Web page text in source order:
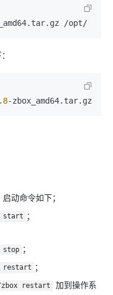
启动命令如下；
start ；
stop ；
restart ；
restart
加到操作系